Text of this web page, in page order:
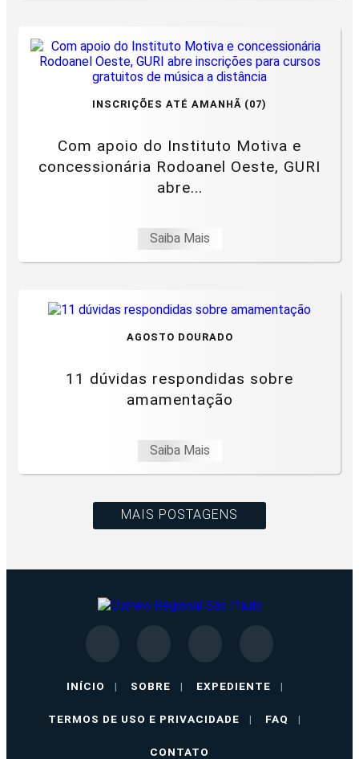
INSCRIÇÕES ATÉ AMANHÃ (07)
Com apoio do Instituto Motiva e
concessionária Rodoanel Oeste, GURI
abre...
Saiba Mais
AGOSTO DOURADO
11 dúvidas respondidas sobre
amamentação
Saiba Mais
MAIS POSTAGENS
INÍCIO | SOBRE | EXPEDIENTE |
TERMOS DE USO E PRIVACIDADE | FAQ |
CONTATO